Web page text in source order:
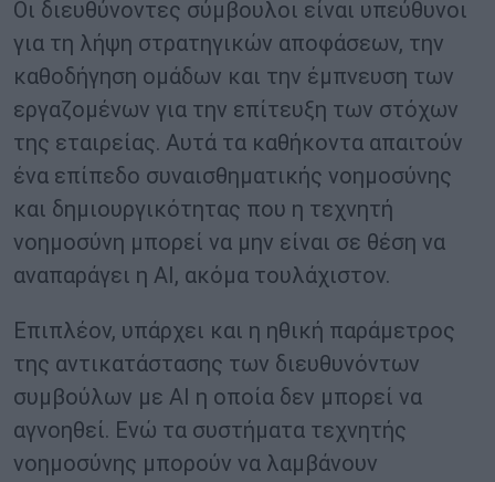
Οι διευθύνοντες σύμβουλοι είναι υπεύθυνοι
για τη λήψη στρατηγικών αποφάσεων, την
καθοδήγηση ομάδων και την έμπνευση των
εργαζομένων για την επίτευξη των στόχων
της εταιρείας. Αυτά τα καθήκοντα απαιτούν
ένα επίπεδο συναισθηματικής νοημοσύνης
και δημιουργικότητας που η τεχνητή
νοημοσύνη μπορεί να μην είναι σε θέση να
αναπαράγει η AI, ακόμα τουλάχιστον.
Επιπλέον, υπάρχει και η ηθική παράμετρος
της αντικατάστασης των διευθυνόντων
συμβούλων με AI η οποία δεν μπορεί να
αγνοηθεί. Ενώ τα συστήματα τεχνητής
νοημοσύνης μπορούν να λαμβάνουν